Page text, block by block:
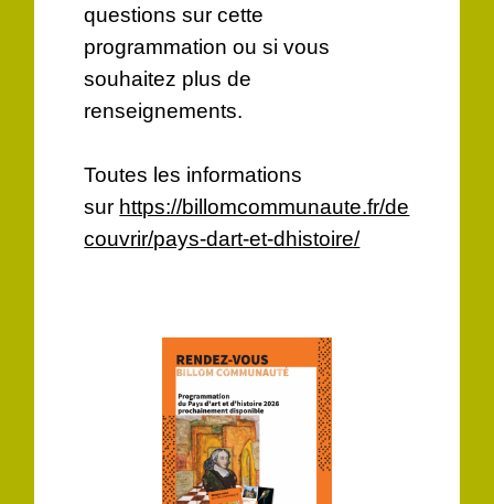
questions sur cette
programmation ou si vous
souhaitez plus de
renseignements.
Toutes les informations
sur https://billomcommunaute.fr/de
couvrir/pays-dart-et-dhistoire/